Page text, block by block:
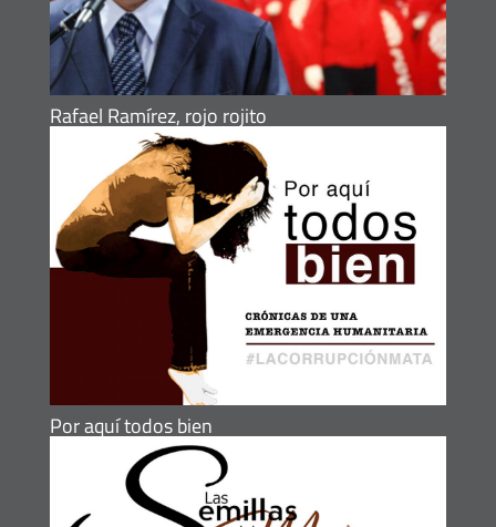
Rafael Ramírez, rojo rojito
Por aquí todos bien